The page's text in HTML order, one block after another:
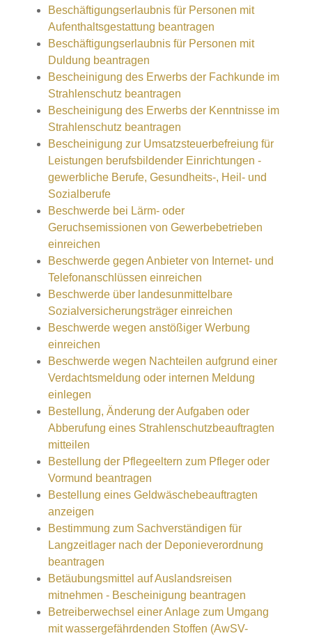
Beschäftigungserlaubnis für Personen mit
Aufenthaltsgestattung beantragen
Beschäftigungserlaubnis für Personen mit
Duldung beantragen
Bescheinigung des Erwerbs der Fachkunde im
Strahlenschutz beantragen
Bescheinigung des Erwerbs der Kenntnisse im
Strahlenschutz beantragen
Bescheinigung zur Umsatzsteuerbefreiung für
Leistungen berufsbildender Einrichtungen -
gewerbliche Berufe, Gesundheits-, Heil- und
Sozialberufe
Beschwerde bei Lärm- oder
Geruchsemissionen von Gewerbebetrieben
einreichen
Beschwerde gegen Anbieter von Internet- und
Telefonanschlüssen einreichen
Beschwerde über landesunmittelbare
Sozialversicherungsträger einreichen
Beschwerde wegen anstößiger Werbung
einreichen
Beschwerde wegen Nachteilen aufgrund einer
Verdachtsmeldung oder internen Meldung
einlegen
Bestellung, Änderung der Aufgaben oder
Abberufung eines Strahlenschutzbeauftragten
mitteilen
Bestellung der Pflegeeltern zum Pfleger oder
Vormund beantragen
Bestellung eines Geldwäschebeauftragten
anzeigen
Bestimmung zum Sachverständigen für
Langzeitlager nach der Deponieverordnung
beantragen
Betäubungsmittel auf Auslandsreisen
mitnehmen - Bescheinigung beantragen
Betreiberwechsel einer Anlage zum Umgang
mit wassergefährdenden Stoffen (AwSV-